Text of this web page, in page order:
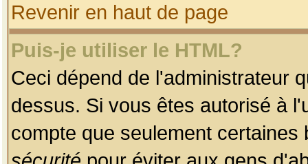
Revenir en haut de page
Puis-je utiliser le HTML?
Ceci dépend de l'administrateur
dessus. Si vous êtes autorisé à
compte que seulement